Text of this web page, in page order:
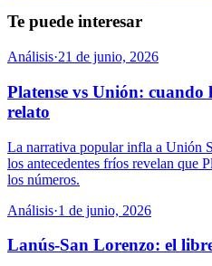
Te puede interesar
Análisis·21 de junio, 2026
Platense vs Unión: cuando
relato
La narrativa popular infla a Unión
los antecedentes fríos revelan que
los números.
Análisis·1 de junio, 2026
Lanús-San Lorenzo: el